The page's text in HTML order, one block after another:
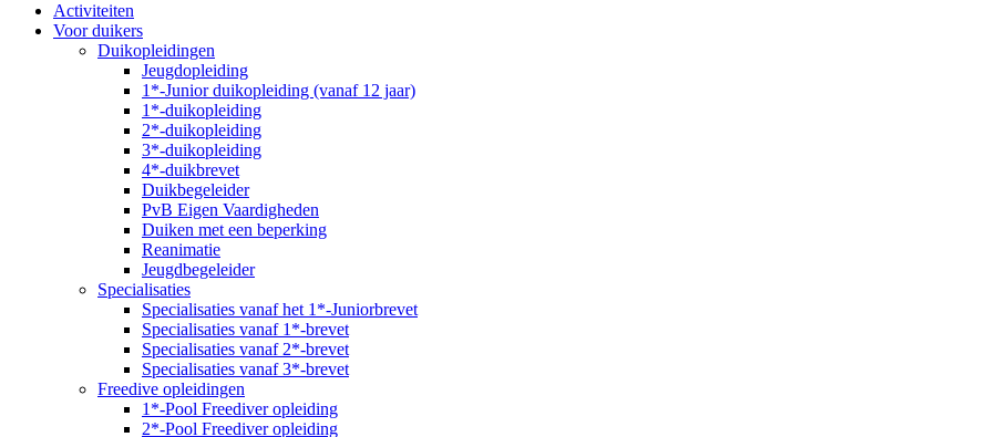
Activiteiten
Voor duikers
Duikopleidingen
Jeugdopleiding
1*-Junior duikopleiding (vanaf 12 jaar)
1*-duikopleiding
2*-duikopleiding
3*-duikopleiding
4*-duikbrevet
Duikbegeleider
PvB Eigen Vaardigheden
Duiken met een beperking
Reanimatie
Jeugdbegeleider
Specialisaties
Specialisaties vanaf het 1*-Juniorbrevet
Specialisaties vanaf 1*-brevet
Specialisaties vanaf 2*-brevet
Specialisaties vanaf 3*-brevet
Freedive opleidingen
1*-Pool Freediver opleiding
2*-Pool Freediver opleiding